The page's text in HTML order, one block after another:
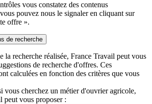
vous constatez des contenus
pouvez nous le signaler en cliquant sur
offre ».
de recherche
la recherche réalisée, France Travail peut vous
de recherche d'offres. Ces
calculées en fonction des critères que vous
vous cherchez un métier d'ouvrier agricole,
peut vous proposer :